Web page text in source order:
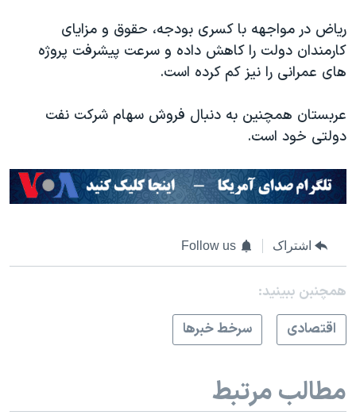
ریاض در مواجهه با کسری بودجه، حقوق و مزایای
کارمندان دولت را کاهش داده و سرعت پیشرفت پروژه
های عمرانی را نیز کم کرده است.
عربستان همچنین به دنبال فروش سهام شرکت نفت
دولتی خود است.
اشتراک Follow us
همچنبن ببینید:
اقتصادی
سرخط خبرها
مطالب مرتبط